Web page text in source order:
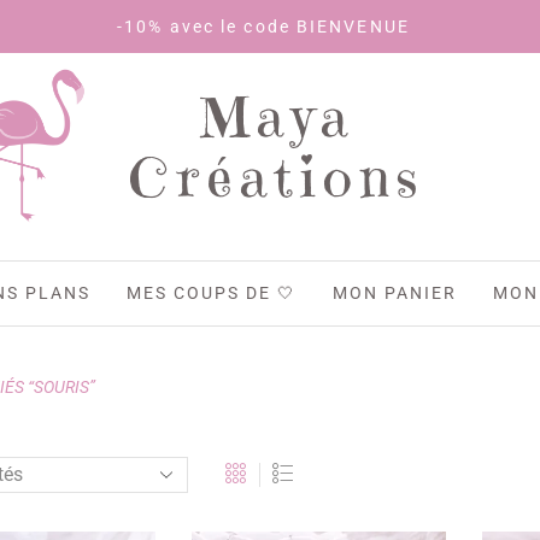
-10% avec le code BIENVENUE
Maya
Créations
PLANS MES COUPS DE 🤍 MON PANIER
“SOURIS”